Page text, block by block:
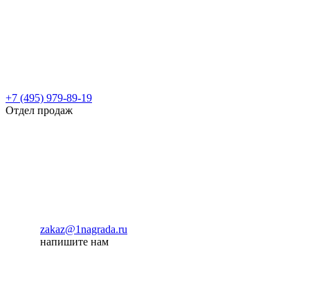
+7 (495) 979-89-19
Отдел продаж
zakaz@1nagrada.ru
напишите нам